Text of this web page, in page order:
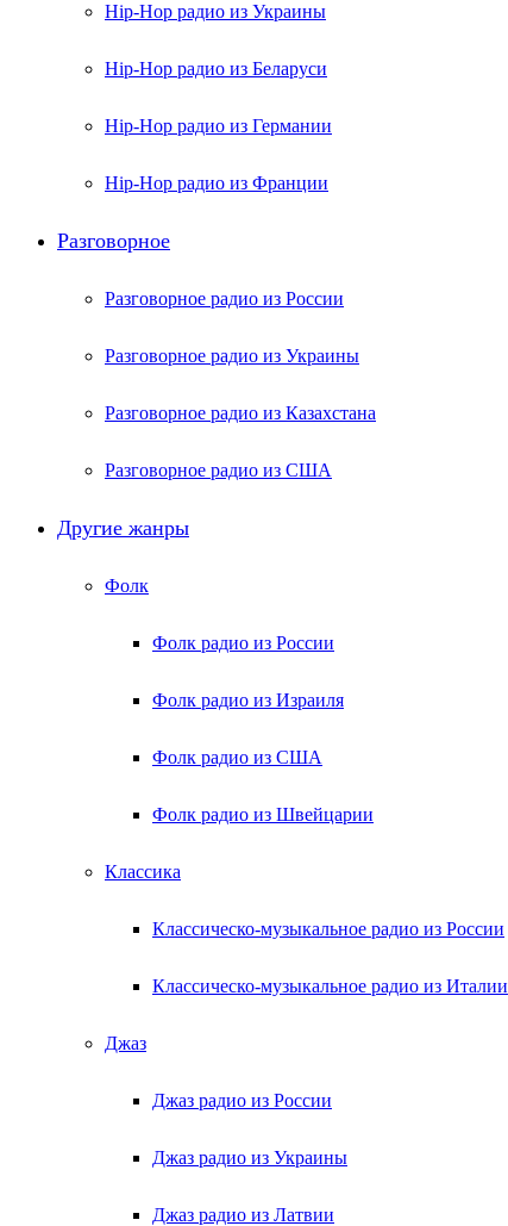
Hip-Hop радио из Украины
Hip-Hop радио из Беларуси
Hip-Hop радио из Германии
Hip-Hop радио из Франции
Разговорное
Разговорное радио из России
Разговорное радио из Украины
Разговорное радио из Казахстана
Разговорное радио из США
Другие жанры
Фолк
Фолк радио из России
Фолк радио из Израиля
Фолк радио из США
Фолк радио из Швейцарии
Классика
Классическо-музыкальное радио из России
Классическо-музыкальное радио из Италии
Джаз
Джаз радио из России
Джаз радио из Украины
Джаз радио из Латвии